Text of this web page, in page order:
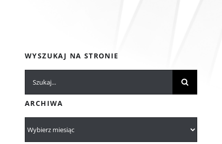
WYSZUKAJ NA STRONIE
ARCHIWA